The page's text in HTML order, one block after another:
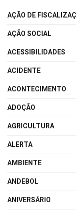
AÇÃO DE
AÇÃO SOCIAL
ACESSIBILIDADES
ACIDENTE
ACONTECIMENTO
ADOÇÃO
AGRICULTURA
ALERTA
AMBIENTE
ANDEBOL
ANIVERSÁRIO